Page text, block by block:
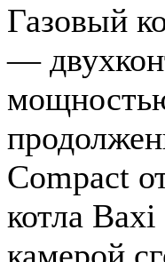
Газовый
—
Compact
котла